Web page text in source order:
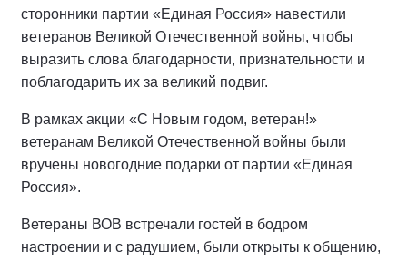
сторонники партии «Единая Россия» навестили
ветеранов Великой Отечественной войны, чтобы
выразить слова благодарности, признательности и
поблагодарить их за великий подвиг.
В рамках акции «С Новым годом, ветеран!»
ветеранам Великой Отечественной войны были
вручены новогодние подарки от партии «Единая
Россия».
Ветераны ВОВ встречали гостей в бодром
настроении и с радушием, были открыты к общению,